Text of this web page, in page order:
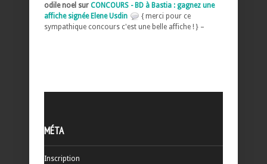
odile noel sur CONCOURS - BD à Bastia : gagnez une
affiche signée Elene Usdin
{ merci pour ce
sympathique concours c'est une belle affiche ! } –
MÉTA
Inscription